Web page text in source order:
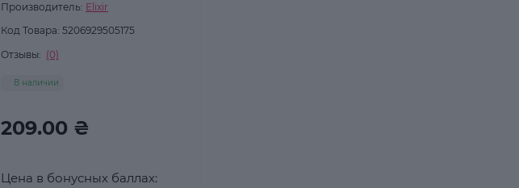
Производитель: Elixir
Код Товара: 5206929505175
Отзывы: (0)
В наличии
209.00 ₴
Цена в бонусных баллах: